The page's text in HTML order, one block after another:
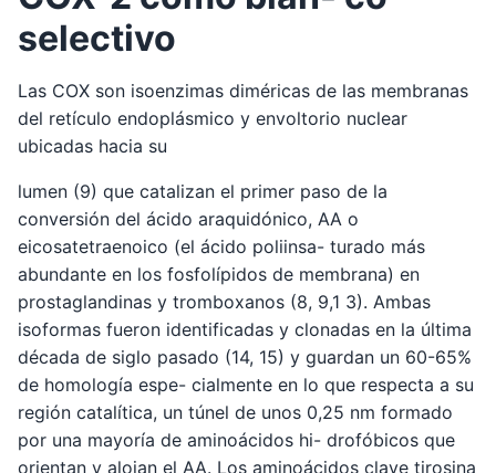
selectivo
Las COX son isoenzimas diméricas de las membranas
del retículo endoplásmico y envoltorio nuclear
ubicadas hacia su
lumen (9) que catalizan el primer paso de la
conversión del ácido araquidónico, AA o
eicosatetraenoico (el ácido poliinsa- turado más
abundante en los fosfolípidos de membrana) en
prostaglandinas y tromboxanos (8, 9,1 3). Ambas
isoformas fueron identificadas y clonadas en la última
década de siglo pasado (14, 15) y guardan un 60-65%
de homología espe- cialmente en lo que respecta a su
región catalítica, un túnel de unos 0,25 nm formado
por una mayoría de aminoácidos hi- drofóbicos que
orientan y alojan el AA. Los aminoácidos clave tirosina